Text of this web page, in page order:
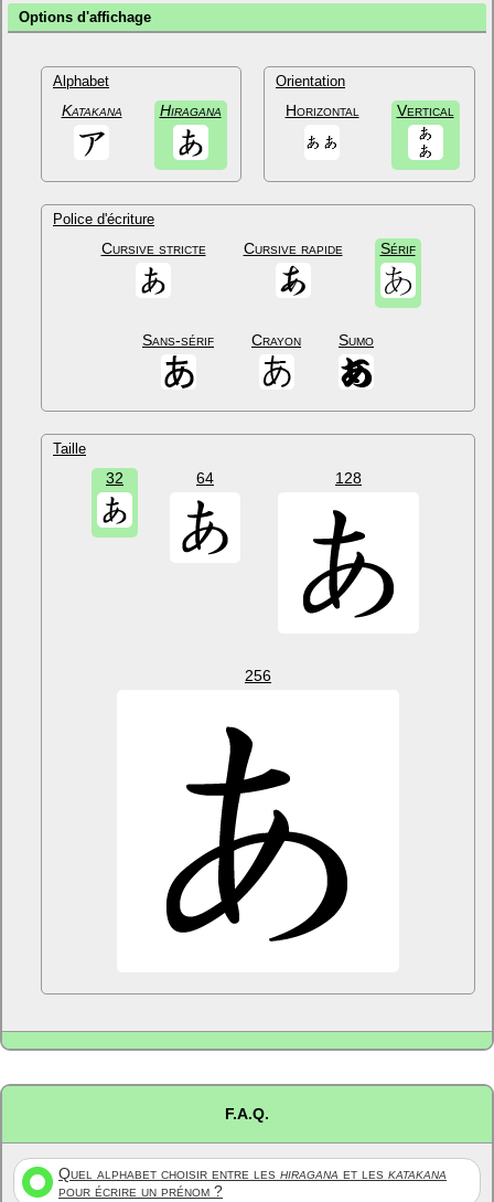
Options d'affichage
Alphabet
Katakana Hiragana
Orientation
Horizontal Vertical
Police d'écriture
Cursive stricte Cursive rapide Sérif
Sans-sérif Crayon Sumo
Taille
32 64 128
256
F.A.Q.
Quel alphabet choisir entre les hiragana et les katakana
pour écrire un prénom ?